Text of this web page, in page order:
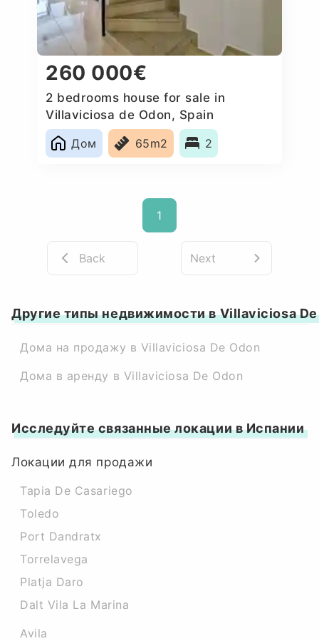
260 000€
2 bedrooms house for sale in
Villaviciosa de Odon, Spain
Дом
65m2 2
1
Back Next
Другие типы недвижимости в Villaviciosa De
Дома на продажу в Villaviciosa De Odon
Дома в аренду в Villaviciosa De Odon
Исследуйте связанные локации в Испании
Локации для продажи
Tapia De Casariego
Toledo
Port Dandratx
Torrelavega
Platja Daro
Dalt Vila La Marina
Avila